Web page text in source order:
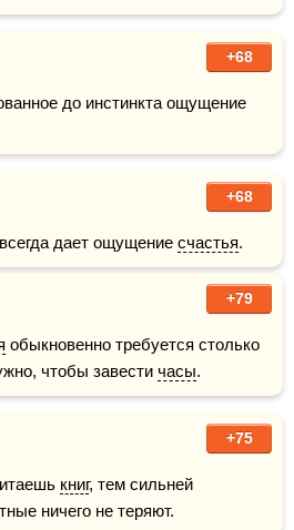
+68
+68
дает ощущение счастья.
+79
чтобы завести часы.
+75
книг, тем сильней
ничего не теряют.